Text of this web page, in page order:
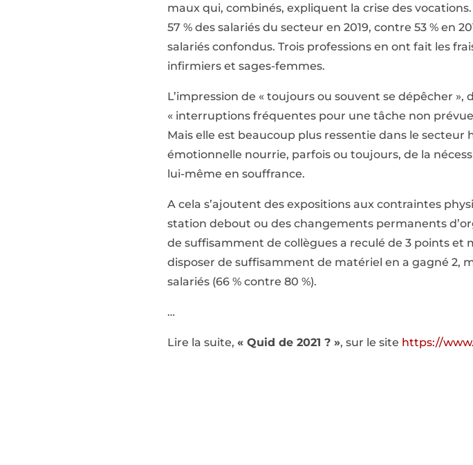
maux qui, combinés, expliquent la crise des
57 % des salariés du secteur en 2019, contre 53 % en
salariés confondus. Trois professions en ont fait les
infirmiers et sages-femmes.
L’impression de « toujours ou souvent se dépêcher »,
« interruptions fréquentes pour une tâche non prévue
Mais elle est beaucoup plus ressentie dans le secteur
émotionnelle nourrie, parfois ou toujours, de la
lui-même en souffrance.
A cela s’ajoutent des expositions aux contraintes
station debout ou des changements permanents
de suffisamment de collègues a reculé de 3 points et
disposer de suffisamment de matériel en a gagné 2,
salariés (66 % contre 80 %).
…
Lire la suite, « Quid de 2021 ? », sur le site https://